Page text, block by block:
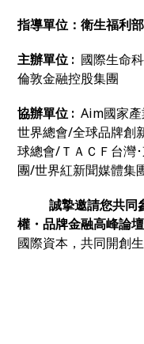
指導單位：衛生福利部
主辦單位 : 國際生命
倫敦金融控股集團
協辦單位 :Aim國家
世界總會/全球品
球總會/ＴＡＣＦ台灣
團/世界紅新聞媒
誠摯邀請您共同
權・品牌金融高峰論
國際資本，共同開創